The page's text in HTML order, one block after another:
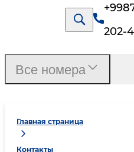
202-
Главная страница
Контакты
Все номера